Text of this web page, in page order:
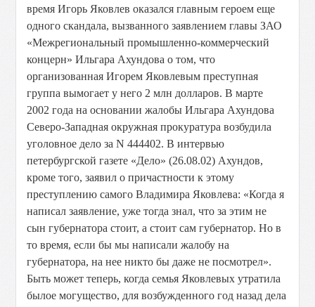
время Игорь Яковлев оказался главным героем еще
одного скандала, вызванного заявлением главы ЗАО
«Межрегиональный промышленно-коммерческий
концерн» Ильгара Ахундова о том, что
организованная Игорем Яковлевым преступная
группа вымогает у него 2 млн долларов. В марте
2002 года на основании жалобы Ильгара Ахундова
Северо-Западная окружная прокуратура возбудила
уголовное дело за N 444402. В интервью
петербургской газете «Дело» (26.08.02) Ахундов,
кроме того, заявил о причастности к этому
преступлению самого Владимира Яковлева: «Когда я
написал заявление, уже тогда знал, что за этим не
сын губернатора стоит, а стоит сам губернатор. Но в
то время, если бы мы написали жалобу на
губернатора, на нее никто бы даже не посмотрел».
Быть может теперь, когда семья Яковлевых утратила
былое могущество, для возбужденного год назад дела